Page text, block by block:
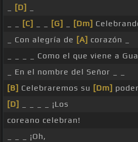
[D]
[C] [G] [Dm]
_ Con alegría de [A] corazón _
_ _ _ _ Como el que viene a
_ En el nombre del Señor _ _
[B] Celebraremos su [Dm] poder
[D]
_ _ _ _ ¡Los
coreano celebran!
_ _ _ ¡Oh,